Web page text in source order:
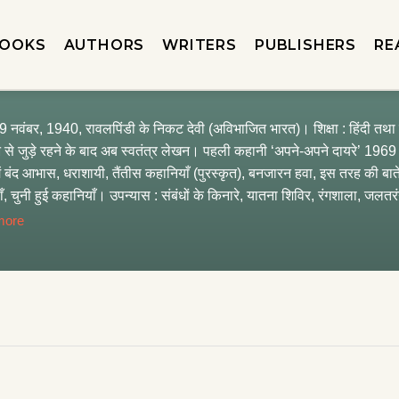
AUTHORS WRITERS PUBLISHERS
नवंबर, 1940, रावलपिंडी के निकट देवी (अविभाजित भारत)। शिक्षा : हिंदी
से जुड़े रहने के बाद अब स्वतंत्र लेखन। पहली कहानी ‘अपने-अपने दायरे’ 1969
आभास, धराशायी, तैंतीस कहानियाँ (पुरस्कृत), बनजारन हवा, इस तरह की बातें,
चुनी हुई कहानियाँ। उपन्यास : संबंधों के किनारे, यातना शिविर, रंगशाला,
दे कंडे-कंडे तथा तसीहेघर। मेरे साक्षात्कार तथा कृति विमर्श। विभिन्न कृतियों पर एम.फिल. तथा पी-